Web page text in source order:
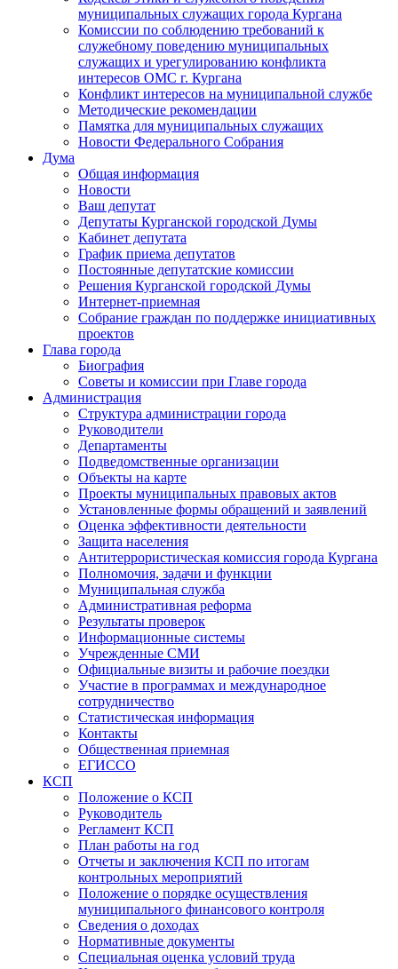
муниципальных служащих города Кургана
Комиссии по соблюдению требований к
служебному поведению муниципальных
служащих и урегулированию конфликта
интересов ОМС г. Кургана
Конфликт интересов на муниципальной службе
Методические рекомендации
Памятка для муниципальных служащих
Новости Федерального Cобрания
Дума
Общая информация
Новости
Ваш депутат
Депутаты Курганской городской Думы
Кабинет депутата
График приема депутатов
Постоянные депутатские комиссии
Решения Курганской городской Думы
Интернет-приемная
Собрание граждан по поддержке инициативных
проектов
Глава города
Биография
Советы и комиссии при Главе города
Администрация
Структура администрации города
Руководители
Департаменты
Подведомственные организации
Объекты на карте
Проекты муниципальных правовых актов
Установленные формы обращений и заявлений
Оценка эффективности деятельности
Защита населения
Антитеррористическая комиссия города Кургана
Полномочия, задачи и функции
Муниципальная служба
Административная реформа
Результаты проверок
Информационные системы
Учрежденные СМИ
Официальные визиты и рабочие поездки
Участие в программах и международное
сотрудничество
Статистическая информация
Контакты
Общественная приемная
ЕГИССО
КСП
Положение о КСП
Руководитель
Регламент КСП
План работы на год
Отчеты и заключения КСП по итогам
контрольных мероприятий
Положение о порядке осуществления
муниципального финансового контроля
Сведения о доходах
Нормативные документы
Специальная оценка условий труда